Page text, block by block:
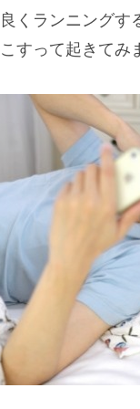
くランニングす
すって起きてみ